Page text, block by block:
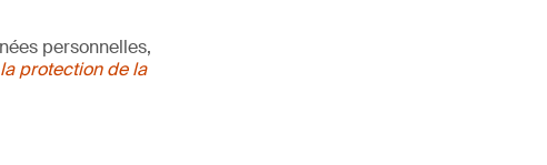
personnelles,
protection de la